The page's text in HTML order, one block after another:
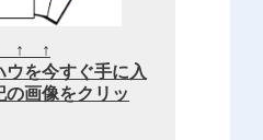
↑ ↑
ウを今すぐ手に入
の画像をクリッ